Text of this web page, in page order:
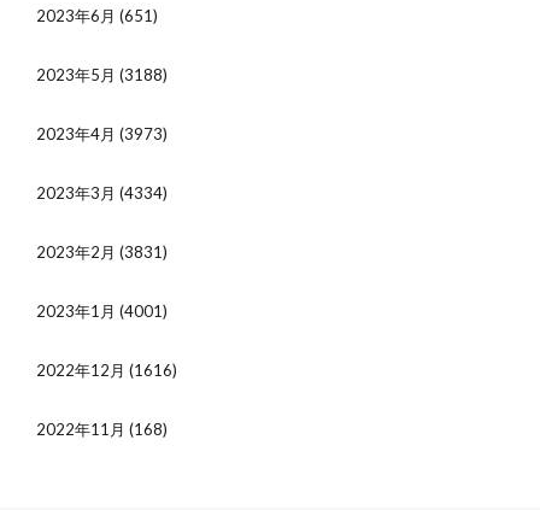
2023年6月 (651)
2023年5月 (3188)
2023年4月 (3973)
2023年3月 (4334)
2023年2月 (3831)
2023年1月 (4001)
2022年12月 (1616)
2022年11月 (168)